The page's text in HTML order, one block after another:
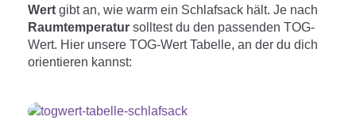
Wert gibt an, wie warm ein Schlafsack hält. Je nach
Raumtemperatur solltest du den passenden TOG-
Wert. Hier unsere TOG-Wert Tabelle, an der du dich
orientieren kannst: